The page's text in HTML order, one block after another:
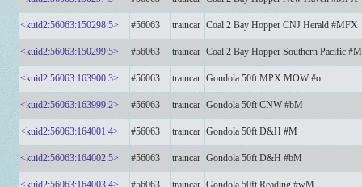
<kuid2:56063:150298:5> #56063 traincar Coal 2 Bay Hopper CNJ Herald #MFX
<kuid2:56063:150299:5> #56063 traincar Coal 2 Bay Hopper Southern Pacific
<kuid2:56063:163900:3> #56063 traincar Gondola 50ft MPX MOW #o
<kuid2:56063:163999:2> #56063 traincar Gondola 50ft CNW #bM
<kuid2:56063:164001:4> #56063 traincar Gondola 50ft D&H #M
<kuid2:56063:164002:5> #56063 traincar Gondola 50ft D&H #bM
<kuid2:56063:164003:4> #56063 traincar Gondola 50ft Reading #wM